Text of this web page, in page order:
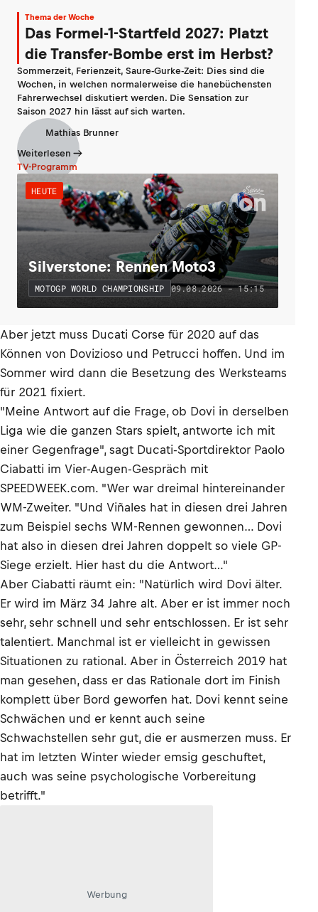
Thema der Woche
Das Formel-1-Startfeld 2027: Platzt
die Transfer-Bombe erst im Herbst?
Sommerzeit, Ferienzeit, Saure-Gurke-Zeit: Dies sind die
Wochen, in welchen normalerweise die hanebüchensten
Fahrerwechsel diskutiert werden. Die Sensation zur
Saison 2027 hin lässt auf sich warten.
Mathias Brunner
Weiterlesen
TV-Programm
HEUTE
Silverstone: Rennen Moto3
MOTOGP WORLD CHAMPIONSHIP 09.08.2026 - 15:15
Aber jetzt muss Ducati Corse für 2020 auf das
Können von Dovizioso und Petrucci hoffen. Und im
Sommer wird dann die Besetzung des Werksteams
für 2021 fixiert.
"Meine Antwort auf die Frage, ob Dovi in derselben
Liga wie die ganzen Stars spielt, antworte ich mit
einer Gegenfrage", sagt Ducati-Sportdirektor Paolo
Ciabatti im Vier-Augen-Gespräch mit
SPEEDWEEK.com. "Wer war dreimal hintereinander
WM-Zweiter. "Und Viñales hat in diesen drei Jahren
zum Beispiel sechs WM-Rennen gewonnen… Dovi
hat also in diesen drei Jahren doppelt so viele GP-
Siege erzielt. Hier hast du die Antwort…"
Aber Ciabatti räumt ein: "Natürlich wird Dovi älter.
Er wird im März 34 Jahre alt. Aber er ist immer noch
sehr, sehr schnell und sehr entschlossen. Er ist sehr
talentiert. Manchmal ist er vielleicht in gewissen
Situationen zu rational. Aber in Österreich 2019 hat
man gesehen, dass er das Rationale dort im Finish
komplett über Bord geworfen hat. Dovi kennt seine
Schwächen und er kennt auch seine
Schwachstellen sehr gut, die er ausmerzen muss. Er
hat im letzten Winter wieder emsig geschuftet,
auch was seine psychologische Vorbereitung
betrifft."
Werbung